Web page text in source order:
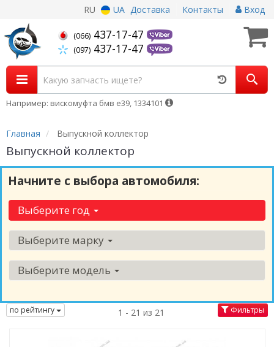
RU UA Доставка Контакты Вход
(066) 437-17-47
(097) 437-17-47
Например: вискомуфта бмв е39, 1334101
Главная Выпускной коллектор
Выпускной коллектор
Начните с выбора автомобиля:
Выберите год
Выберите марку
Выберите модель
по рейтингу 1 - 21 из 21 Фильтры